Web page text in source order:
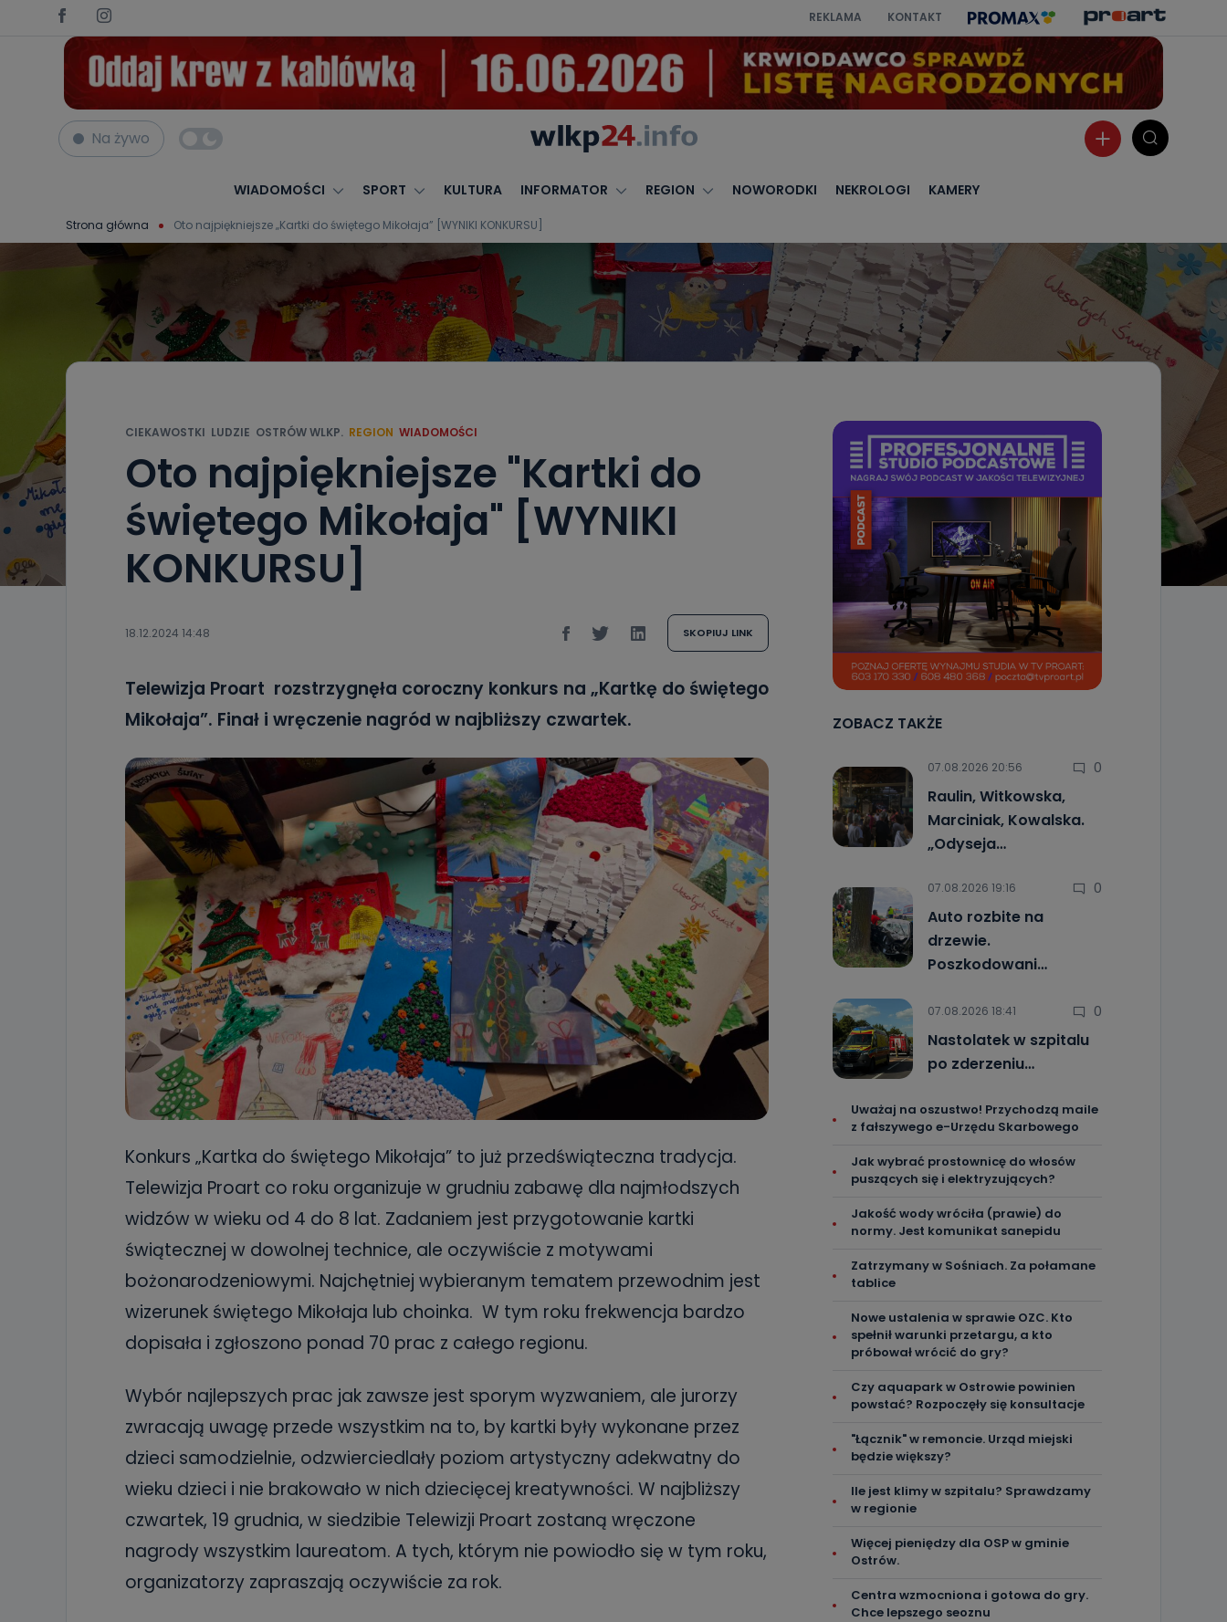
REKLAMA KONTAKT
Na żywo
WIADOMOŚCI SPORT KULTURA INFORMATOR REGION NOWORODKI NEKROLOGI KAMERY
Strona główna Oto najpiękniejsze „Kartki do świętego Mikołaja” [WYNIKI KONKURSU]
CIEKAWOSTKI LUDZIE OSTRÓW WLKP. REGION WIADOMOŚCI
Oto najpiękniejsze "Kartki do
świętego Mikołaja" [WYNIKI
KONKURSU]
18.12.2024 14:48 SKOPIUJ LINK
Telewizja Proart rozstrzygnęła coroczny konkurs na „Kartkę do świętego
Mikołaja”. Finał i wręczenie nagród w najbliższy czwartek.
Konkurs „Kartka do świętego Mikołaja” to już przedświąteczna tradycja.
Telewizja Proart co roku organizuje w grudniu zabawę dla najmłodszych
widzów w wieku od 4 do 8 lat. Zadaniem jest przygotowanie kartki
świątecznej w dowolnej technice, ale oczywiście z motywami
bożonarodzeniowymi. Najchętniej wybieranym tematem przewodnim jest
wizerunek świętego Mikołaja lub choinka. W tym roku frekwencja bardzo
dopisała i zgłoszono ponad 70 prac z całego regionu.
Wybór najlepszych prac jak zawsze jest sporym wyzwaniem, ale jurorzy
zwracają uwagę przede wszystkim na to, by kartki były wykonane przez
dzieci samodzielnie, odzwierciedlały poziom artystyczny adekwatny do
wieku dzieci i nie brakowało w nich dziecięcej kreatywności. W najbliższy
czwartek, 19 grudnia, w siedzibie Telewizji Proart zostaną wręczone
nagrody wszystkim laureatom. A tych, którym nie powiodło się w tym roku,
organizatorzy zapraszają oczywiście za rok.
ZOBACZ TAKŻE
07.08.2026 20:56 0
Raulin, Witkowska,
Marciniak, Kowalska.
„Odyseja…
07.08.2026 19:16 0
Auto rozbite na
drzewie.
Poszkodowani…
07.08.2026 18:41 0
Nastolatek w szpitalu
po zderzeniu…
Uważaj na oszustwo! Przychodzą maile
z fałszywego e-Urzędu Skarbowego
Jak wybrać prostownicę do włosów
puszących się i elektryzujących?
Jakość wody wróciła (prawie) do
normy. Jest komunikat sanepidu
Zatrzymany w Sośniach. Za połamane
tablice
Nowe ustalenia w sprawie OZC. Kto
spełnił warunki przetargu, a kto
próbował wrócić do gry?
Czy aquapark w Ostrowie powinien
powstać? Rozpoczęły się konsultacje
"Łącznik" w remoncie. Urząd miejski
będzie większy?
Ile jest klimy w szpitalu? Sprawdzamy
w regionie
Więcej pieniędzy dla OSP w gminie
Ostrów.
Centra wzmocniona i gotowa do gry.
Chce lepszego seoznu